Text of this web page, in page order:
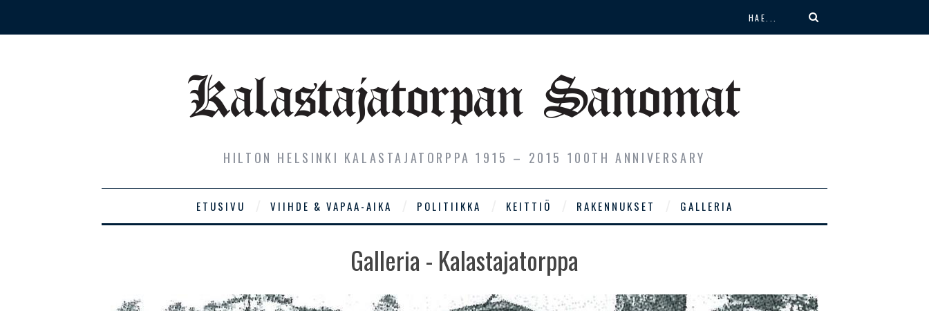
HILTON HELSINKI KALASTAJATORPPA 1915 – 2015 100TH ANNIVERSARY
ETUSIVU VIIHDE & VAPAA-AIKA POLITIIKKA KEITTIÖ RAKENNUKSET GALLERIA
Galleria - Kalastajatorppa